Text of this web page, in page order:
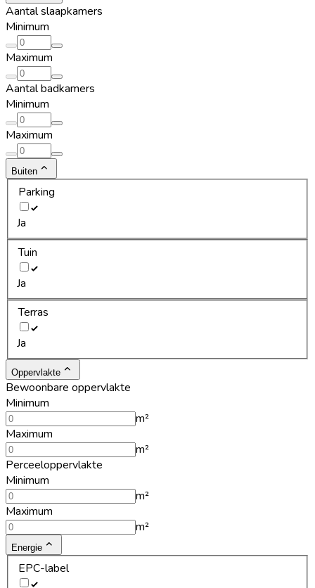
Aantal slaapkamers
Minimum
Maximum
Aantal badkamers
Minimum
Maximum
Buiten
Parking
Ja
Tuin
Ja
Terras
Ja
Oppervlakte
Bewoonbare oppervlakte
Minimum
m²
Maximum
m²
Perceeloppervlakte
Minimum
m²
Maximum
m²
Energie
EPC-label